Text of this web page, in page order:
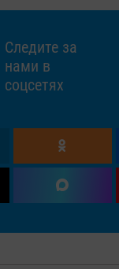
Следите за
нами в
соцсетях